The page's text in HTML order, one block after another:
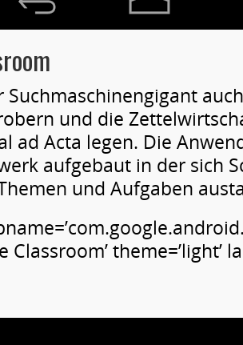
und die
ad Acta legen. Die
aufgebaut in der sich
und Aufgaben
Classroom’ theme=’light’